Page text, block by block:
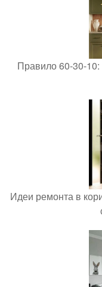
Правило 60-30-10:
Идеи ремонта в